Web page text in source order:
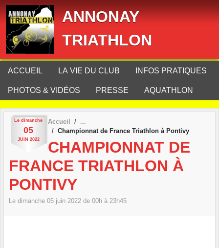
ANNONAY
TRIATHLON
ACCUEIL LA VIE DU CLUB INFOS PRATIQUES
PHOTOS & VIDÉOS PRESSE AQUATHLON
Le dimanche
05
JUIN 2022
Accueil
Championnat de France Triathlon à Pontivy
CHAMPIONNAT DE
FRANCE TRIATHLON À
PONTIVY
Le dimanche 05 juin 2022 de 00h à 23h45
Panneau de gestion des cookies